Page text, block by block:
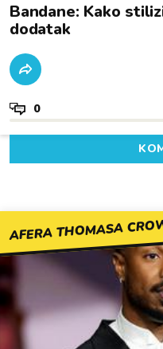
Bandane: Kako
dodatak
0
AFERA THOMASA